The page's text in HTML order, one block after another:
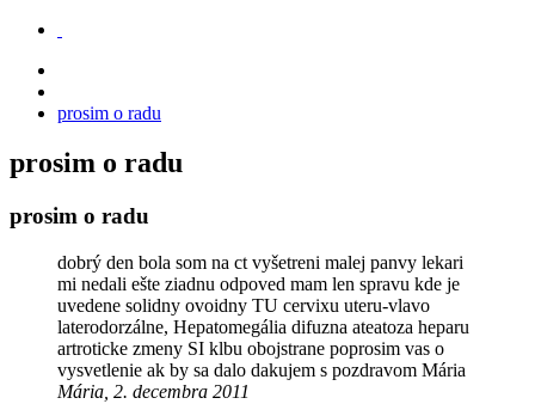
prosim o radu
prosim o radu
prosim o radu
dobrý den bola som na ct vyšetreni malej panvy lekari
mi nedali ešte ziadnu odpoved mam len spravu kde je
uvedene solidny ovoidny TU cervixu uteru-vlavo
laterodorzálne, Hepatomegália difuzna ateatoza heparu
artroticke zmeny SI klbu obojstrane poprosim vas o
vysvetlenie ak by sa dalo dakujem s pozdravom Mária
Mária, 2. decembra 2011